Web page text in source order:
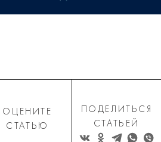
ОЦЕНИТЕ
СТАТЬЮ
ПОДЕЛИТЬСЯ
СТАТЬЕЙ